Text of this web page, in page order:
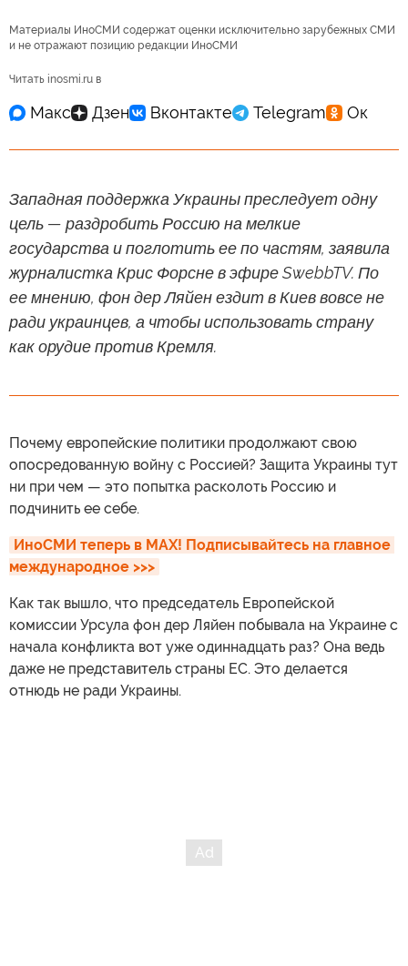
Материалы ИноСМИ содержат оценки исключительно зарубежных СМИ
и не отражают позицию редакции ИноСМИ
Читать inosmi.ru в
Западная поддержка Украины преследует одну
цель — раздробить Россию на мелкие
государства и поглотить ее по частям, заявила
журналистка Крис Форсне в эфире SwebbTV. По
ее мнению, фон дер Ляйен ездит в Киев вовсе не
ради украинцев, а чтобы использовать страну
как орудие против Кремля.
Почему европейские политики продолжают свою
опосредованную войну с Россией? Защита Украины тут
ни при чем — это попытка расколоть Россию и
подчинить ее себе.
ИноСМИ теперь в MAX! Подписывайтесь на главное
международное >>>
Как так вышло, что председатель Европейской
комиссии Урсула фон дер Ляйен побывала на Украине с
начала конфликта вот уже одиннадцать раз? Она ведь
даже не представитель страны ЕС. Это делается
отнюдь не ради Украины.